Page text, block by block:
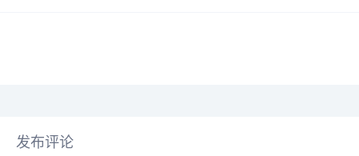
发布评论